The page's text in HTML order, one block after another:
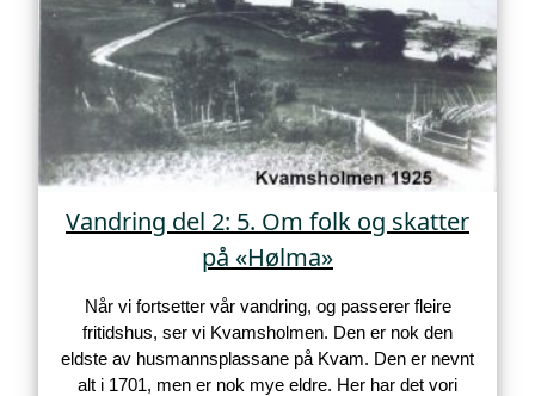
Vandring del 2: 5. Om folk og skatter
på «Hølma»
Når vi fortsetter vår vandring, og passerer fleire
fritidshus, ser vi Kvamsholmen. Den er nok den
eldste av husmannsplassane på Kvam. Den er nevnt
alt i 1701, men er nok mye eldre. Her har det vori